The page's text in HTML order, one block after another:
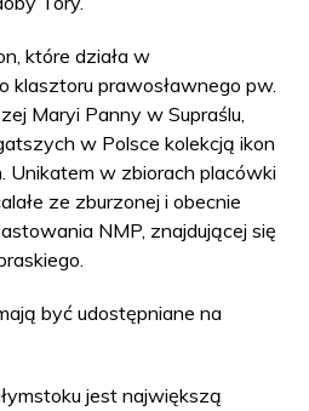
które działa w
klasztoru prawosławnego pw.
Maryi Panny w Supraślu,
w Polsce kolekcją ikon
Unikatem w zbiorach placówki
ze zburzonej i obecnie
NMP, znajdującej się
być udostępniane na
jest największą